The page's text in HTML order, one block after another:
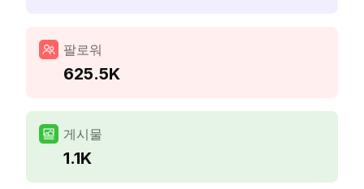
팔로워
625.5K
게시물
1.1K